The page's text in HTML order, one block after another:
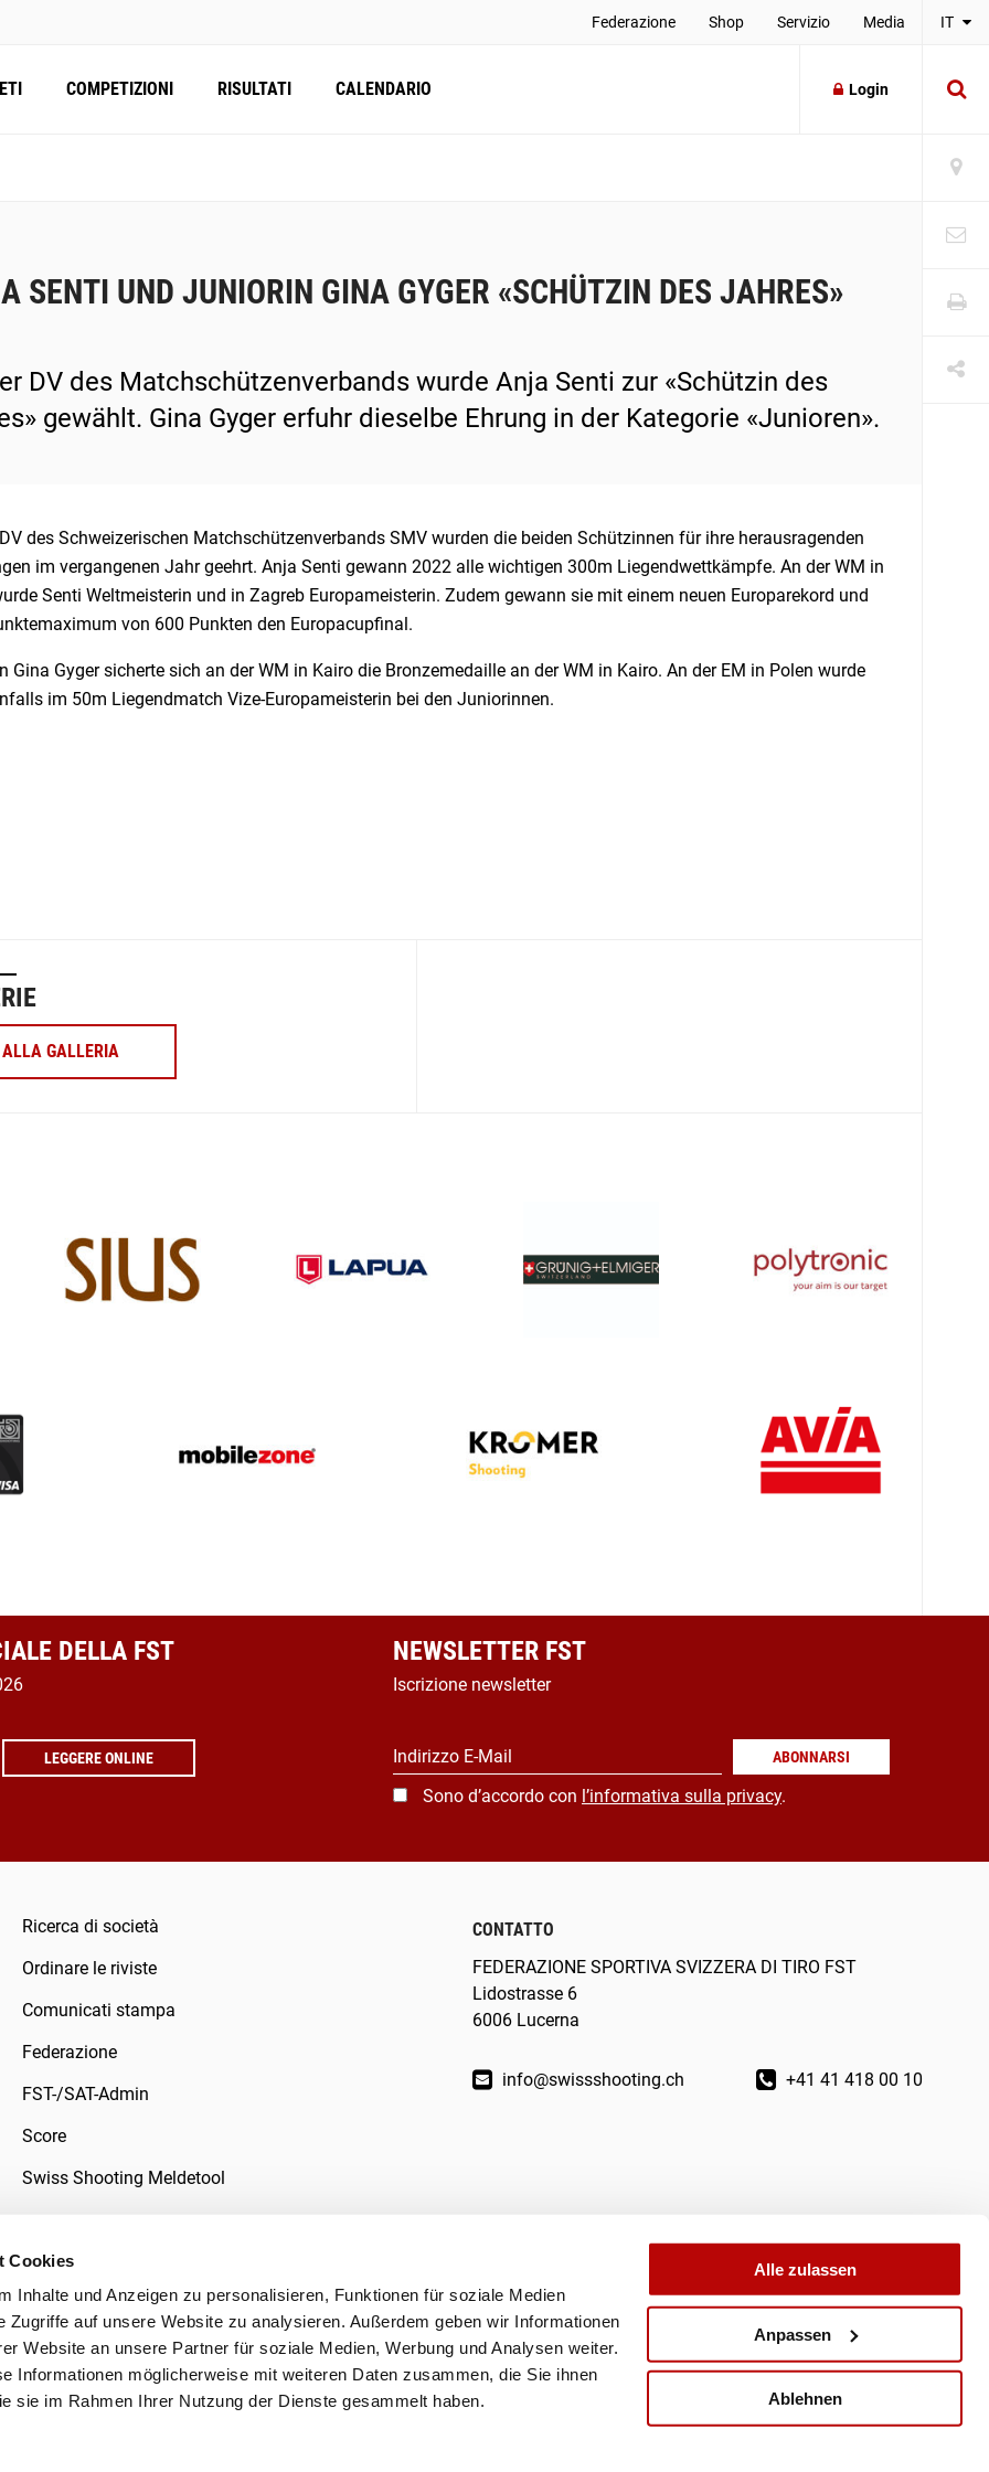
Cookies
Inhalte und Anzeigen zu personalisieren, Funktionen für soziale Medien
Zugriffe auf unsere Website zu analysieren. Außerdem geben wir Informationen
Website an unsere Partner für soziale Medien, Werbung und Analysen weiter.
Informationen möglicherweise mit weiteren Daten zusammen, die Sie ihnen
sie im Rahmen Ihrer Nutzung der Dienste gesammelt haben.
Alle zulassen
Anpassen
Ablehnen
Federazione Shop Servizio Media IT
COMPETIZIONI RISULTATI CALENDARIO Login
SENTI UND JUNIORIN GINA GYGER «SCHÜTZIN DES JAHRES»
DV des Matchschützenverbands wurde Anja Senti zur «Schützin des
gewählt. Gina Gyger erfuhr dieselbe Ehrung in der Kategorie «Junioren».
des Schweizerischen Matchschützenverbands SMV wurden die beiden Schützinnen für ihre herausragenden
im vergangenen Jahr geehrt. Anja Senti gewann 2022 alle wichtigen 300m Liegendwettkämpfe. An der WM in
Senti Weltmeisterin und in Zagreb Europameisterin. Zudem gewann sie mit einem neuen Europarekord und
von 600 Punkten den Europacupfinal.
Gina Gyger sicherte sich an der WM in Kairo die Bronzemedaille an der WM in Kairo. An der EM in Polen wurde
im 50m Liegendmatch Vize-Europameisterin bei den Juniorinnen.
ALLA GALLERIA
DELLA FST
LEGGERE ONLINE
NEWSLETTER FST
Iscrizione newsletter
Indirizzo E-Mail ABONNARSI
Sono d’accordo con l’informativa sulla privacy.
Ricerca di società
Ordinare le riviste
Comunicati stampa
Federazione
FST-/SAT-Admin
Score
Swiss Shooting Meldetool
CONTATTO
FEDERAZIONE SPORTIVA SVIZZERA DI TIRO FST
Lidostrasse 6
6006 Lucerna
info@swissshooting.ch +41 41 418 00 10